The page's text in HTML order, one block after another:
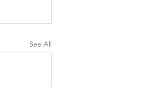
See All